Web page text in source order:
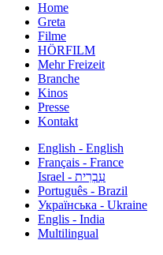
Home
Greta
Filme
HÖRFILM
Mehr Freizeit
Branche
Kinos
Presse
Kontakt
English - English
Français - France
עִבְרִית - Israel
Português - Brazil
Українська - Ukraine
Englis - India
Multilingual